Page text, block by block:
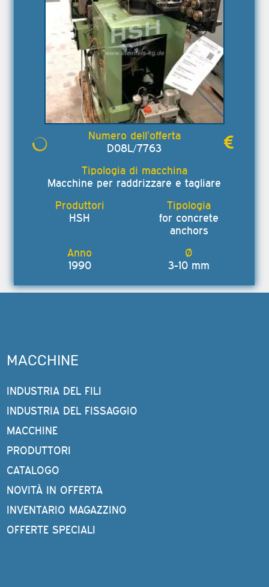
D08L/7763
Macchine per raddrizzare e tagliare
HSH
for concrete
anchors
1990 3-10 mm
MACCHINE
INDUSTRIA DEL FILI
INDUSTRIA DEL FISSAGGIO
MACCHINE
PRODUTTORI
CATALOGO
NOVITÀ IN OFFERTA
INVENTARIO MAGAZZINO
OFFERTE SPECIALI